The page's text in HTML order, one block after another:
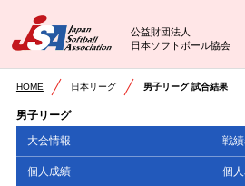
公益財団法人
日本ソフトボール協会
HOME 日本リーグ 男子リーグ 試合結果
男子リーグ
大会情報
戦
個人成績 個